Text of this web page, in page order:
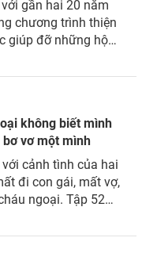
gần hai 20 năm
chương trình thiện
giúp đỡ những hộ
không biết mình
vơ một mình
cảnh tình của hai
đi con gái, mất vợ,
ngoại. Tập 52